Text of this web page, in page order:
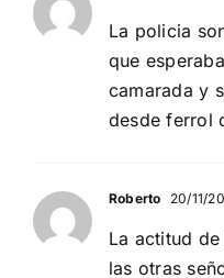
La policia
que
camarada y
desde ferrol
Roberto 20/11/
La actitud
las otras